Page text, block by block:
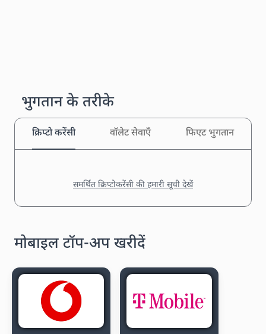
भुगतान के तरीके
क्रिप्टो करेंसी वॉलेट सेवाएँ फिएट भुगतान
समर्थित क्रिप्टोकरेंसी की हमारी सूची देखें
मोबाइल टॉप-अप खरीदें